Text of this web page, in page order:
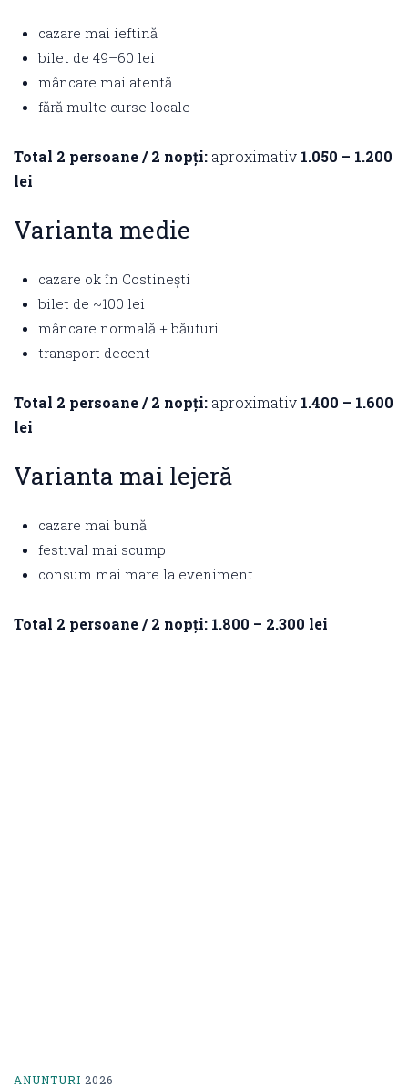
cazare mai ieftină
bilet de 49–60 lei
mâncare mai atentă
fără multe curse locale
Total 2 persoane / 2 nopți: aproximativ 1.050 – 1.200
lei
Varianta medie
cazare ok în Costinești
bilet de ~100 lei
mâncare normală + băuturi
transport decent
Total 2 persoane / 2 nopți: aproximativ 1.400 – 1.600
lei
Varianta mai lejeră
cazare mai bună
festival mai scump
consum mai mare la eveniment
Total 2 persoane / 2 nopți: 1.800 – 2.300 lei
ANUNTURI 2026